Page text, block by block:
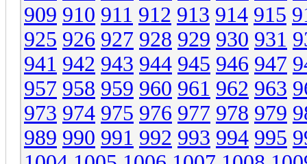
909 910 911 912 913 914 915
925 926 927 928 929 930 931
941 942 943 944 945 946 947
957 958 959 960 961 962 963
973 974 975 976 977 978 979
989 990 991 992 993 994 995